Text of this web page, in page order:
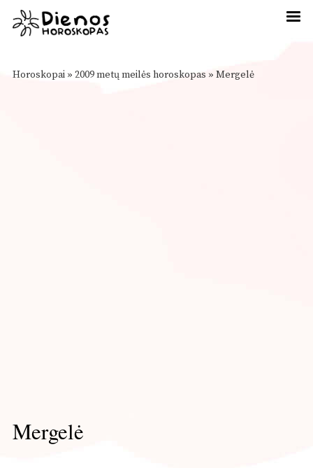
Horoskopai » 2009 metų meilės horoskopas » Mergelė
Mergelė